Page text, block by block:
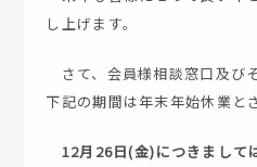
し上げます。
さて、会員様相談窓口及び
下記の期間は年末年始休業と
12月26日(金)につきまして